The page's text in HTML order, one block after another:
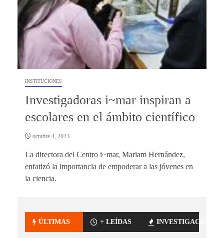
INSTITUCIONES
Investigadoras i~mar inspiran a
escolares en el ámbito científico
octubre 4, 2023
La directora del Centro i~mar, Mariam Hernández,
enfatizó la importancia de empoderar a las jóvenes en
la ciencia.
ÚLTIMAS + LEÍDAS INVESTIGACIÓN